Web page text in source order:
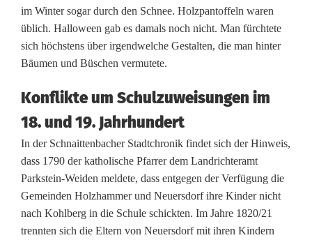
g
t
e
n
f
r
ü
h
e
im Winter sogar durch den Schnee. Holzpantoffeln waren
üblich. Halloween gab es damals noch nicht. Man fürchtete
sich höchstens über irgendwelche Gestalten, die man hinter
Bäumen und Büschen vermutete.
Konflikte um Schulzuweisungen im
18. und 19. Jahrhundert
In der Schnaittenbacher Stadtchronik findet sich der Hinweis,
dass 1790 der katholische Pfarrer dem Landrichteramt
Parkstein-Weiden meldete, dass entgegen der Verfügung die
Gemeinden Holzhammer und Neuersdorf ihre Kinder nicht
nach Kohlberg in die Schule schickten. Im Jahre 1820/21
trennten sich die Eltern von Neuersdorf mit ihren Kindern